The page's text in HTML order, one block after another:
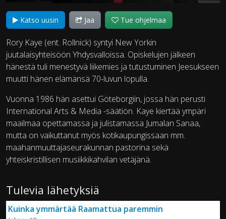
Katso uusin Jaa Tue ohjelmaa
Rory Kaye (ent. Rollnick) syntyi New Yorkin
juutalaisyhteisöön Yhdysvalloissa. Opiskelujen jälkeen
hänestä tuli menestyvä liikemies ja tutustuminen Jeesukseen
muutti hänen elämänsä 70-luvun lopulla.
Vuonna 1986 hän asettui Göteborgiin, jossa hän perusti
International Arts & Media -säätiön. Kaye kiertää ympäri
maailmaa opettamassa ja julistamassa Jumalan Sanaa,
mutta on vaikuttanut myös kotikaupungissaan mm.
maahanmuuttajaseurakunnan pastorina sekä
yhteiskristillisen musiikkikahvilan vetäjänä.
Tulevia lähetyksiä
Kuinka ymmärtää Raamattua paremmin